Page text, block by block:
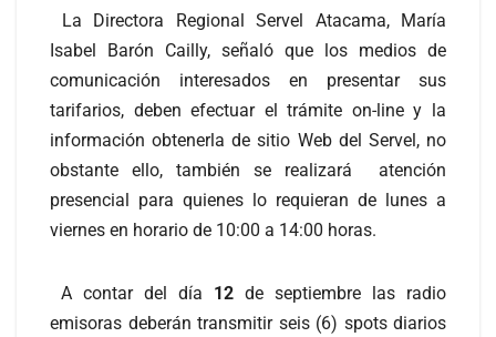
La Directora Regional Servel Atacama, María
Isabel Barón Cailly, señaló que los medios de
comunicación interesados en presentar sus
tarifarios, deben efectuar el trámite on-line y la
información obtenerla de sitio Web del Servel, no
obstante ello, también se realizará atención
presencial para quienes lo requieran de lunes a
viernes en horario de 10:00 a 14:00 horas.
A contar del día 12 de septiembre las radio
emisoras deberán transmitir seis (6) spots diarios